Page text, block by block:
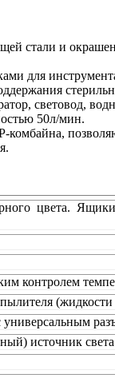
стали и
для
световод,
50л/мин.
цвета.
контролем
источник